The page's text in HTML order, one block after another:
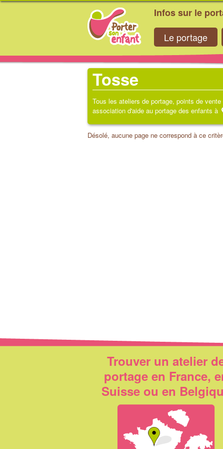
Infos sur le
Le portage
Tosse
Tous les ateliers de portage, points de
association d'aide au portage des enfants à
Désolé, aucune page ne correspond à ce
Trouver un atelier
portage en France,
Suisse ou en